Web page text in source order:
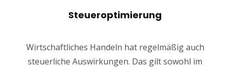
Steueroptimierung
Wirtschaftliches Handeln hat regelmäßig auch
steuerliche Auswirkungen. Das gilt sowohl im